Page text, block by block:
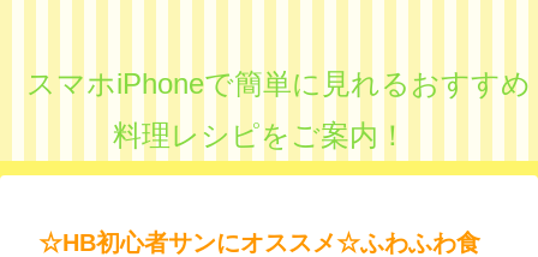
スマホiPhoneで簡単に見れるおすすめ
料理レシピをご案内！
☆HB初心者サンにオススメ☆ふわふわ食